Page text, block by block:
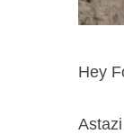
Hey